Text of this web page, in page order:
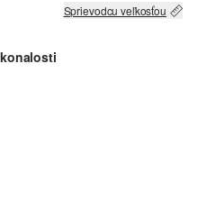
Sprievodcu veľkosťou